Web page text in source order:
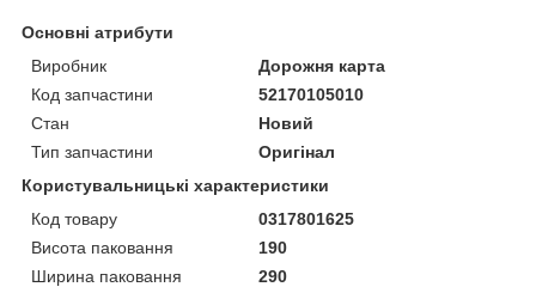
Основні атрибути
Виробник
Дорожня карта
Код запчастини
52170105010
Стан
Новий
Тип запчастини
Оригінал
Користувальницькі характеристики
Код товару
0317801625
Висота паковання
190
Ширина паковання
290